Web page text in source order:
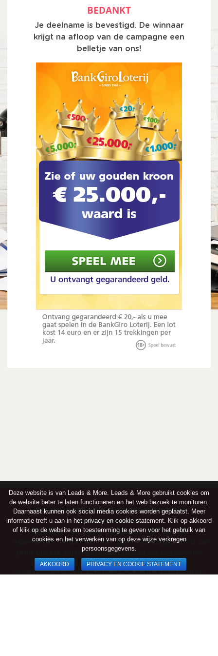
BEDANKT
Je deelname is bevestigd. De winnaar
krijgt na afloop van de campagne een
belletje van ons!
Dit is een onafhankelijk spel opgezet door
Benjijdewinnaar.nl.
De prijzen uit deze campagne zijn niet de
organisator of sponsor van deze campagne en is op
geen enkele wijze gerelateerd aan de organisatie.
Actievoorwaarden|Privacy statement|Contact
Deze website is van Leads & More. Leads & More gebruikt cookies om
de website beter te laten functioneren en het web bezoek te monitoren.
Daarnaast kunnen ook social media cookies worden geplaatst. Meer
informatie treft u aan in het privacy en cookie statement. Klik op akkoord
of klik op de website om toestemming te geven voor het gebruik van
cookies en het verwerken van op deze wijze verkregen
persoonsgegevens.
AKKOORD PRIVACY EN COOKIE STATEMENT